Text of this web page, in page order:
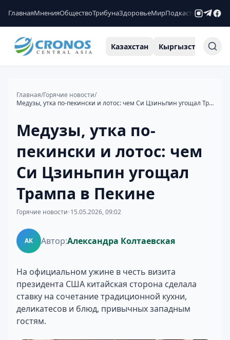
ГлавнаяМненияОбществоТрибунаЗдоровьеМирПодкастыРейтинги
Казахстан Кыргызстан
Главная/Горячие новости/
Медузы, утка по-пекински и лотос: чем Си Цзиньпин угощал Трампа в Пекине
Медузы, утка по-
пекински и лотос: чем
Си Цзиньпин угощал
Трампа в Пекине
Горячие новости•15.05.2026, 09:02
АК Автор:Александра Колтаевская
На официальном ужине в честь визита
президента США китайская сторона сделала
ставку на сочетание традиционной кухни,
деликатесов и блюд, привычных западным
гостям.